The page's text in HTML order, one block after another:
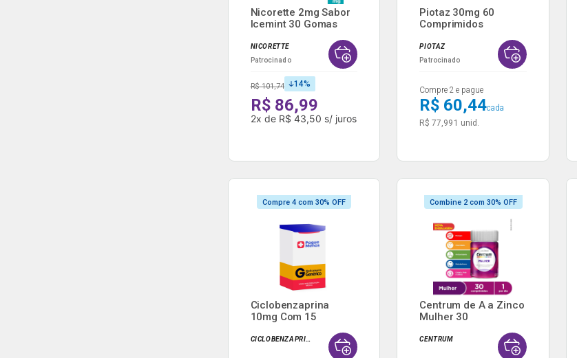
Nicorette 2mg Sabor
Icemint 30 Gomas
NICORETTE
Patrocinado
R$ 101,74 14%
R$ 86,99
2x de R$ 43,50 s/ juros
Piotaz 30mg 60
Comprimidos
PIOTAZ
Patrocinado
Compre 2 e pague
R$ 60,44cada
R$ 77,99 1 unid.
Compre 4 com 30% OFF
Ciclobenzaprina
10mg Com 15
CICLOBENZAPRINA
Combine 2 com 30% OFF
Centrum de A a Zinco
Mulher 30
CENTRUM